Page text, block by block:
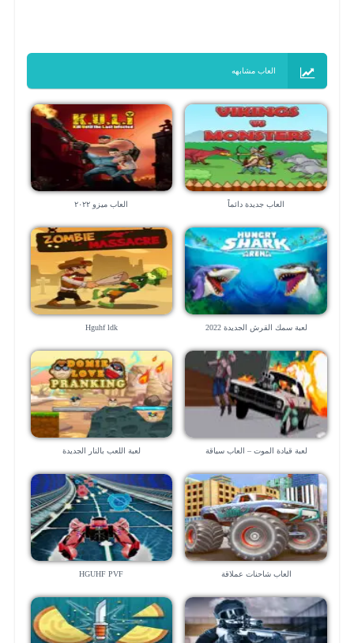
العاب مشابهه
العاب جديدة دائماً العاب ميزو ٢٠٢٢
لعبة سمك القرش الجديدة 2022 Hguhf ldk
لعبة قيادة الموت – العاب سياقة لعبة اللعب بالنار الجديدة
العاب شاحنات عملاقة HGUHF PVF